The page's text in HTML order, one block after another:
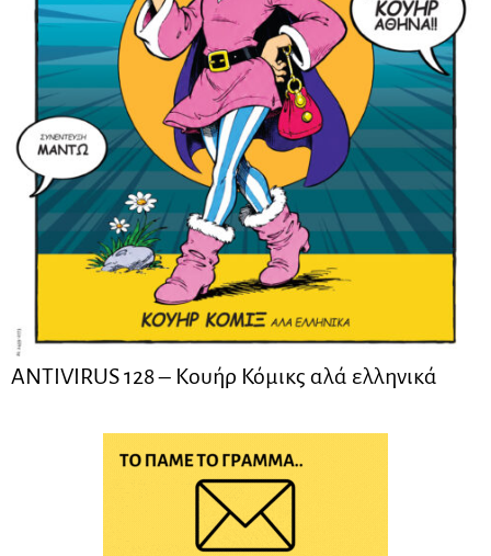
ANTIVIRUS 128 – Kουήρ Κόμικς αλά ελληνικά